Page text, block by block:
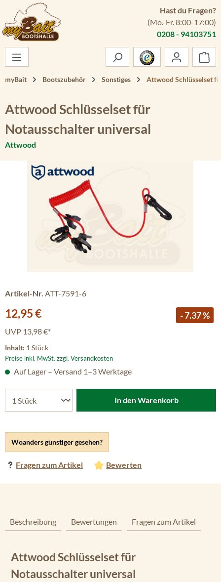
Zum Hauptinhalt springen
Hast du Fragen?
(Mo.-Fr. 8:00-17:00)
0208 - 94103751
myBait Bootszubehör Sonstiges Attwood Schlüsselset
Attwood Schlüsselset für
Notausschalter universal
Attwood
Bildergalerie überspringen
Artikel-Nr. ATT-7591-6
Verkaufspreis:
12,95 € - 7.37 %
UVP 13,98 €*
Inhalt: 1 Stück
Preise inkl. MwSt. zzgl. Versandkosten
Woanders günstiger gesehen?
Fragen zum Artikel Bewerten
Auf Lager – Versand 1–3 Werktage
In den Warenkorb
Beschreibung Bewertungen Fragen zum Artikel
Attwood Schlüsselset für
Notausschalter universal